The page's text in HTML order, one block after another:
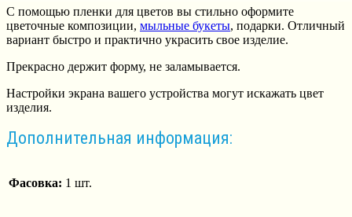
С помощью пленки для цветов вы стильно оформите
цветочные композиции, мыльные букеты, подарки. Отличный
вариант быстро и практично украсить свое изделие.
Прекрасно держит форму, не заламывается.
Настройки экрана вашего устройства могут искажать цвет
изделия.
Дополнительная информация:
Фасовка: 1 шт.